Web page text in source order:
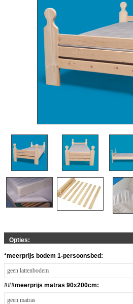
Opties:
*meerprijs bodem 1-persoonsbed:
###meerprijs matras 90x200cm: